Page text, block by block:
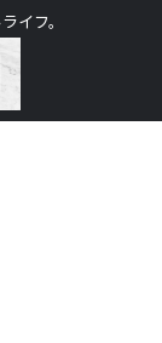
イフ。